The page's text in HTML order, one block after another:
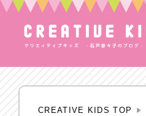
CREATIVE KIDS TOP